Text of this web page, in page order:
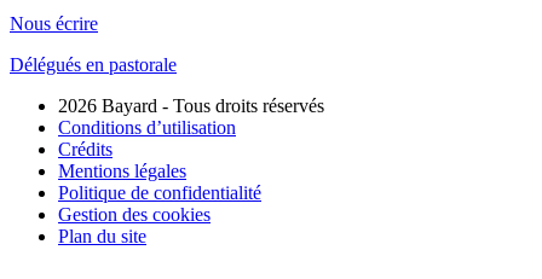
Nous écrire
Délégués en pastorale
2026 Bayard - Tous droits réservés
Conditions d’utilisation
Crédits
Mentions légales
Politique de confidentialité
Gestion des cookies
Plan du site